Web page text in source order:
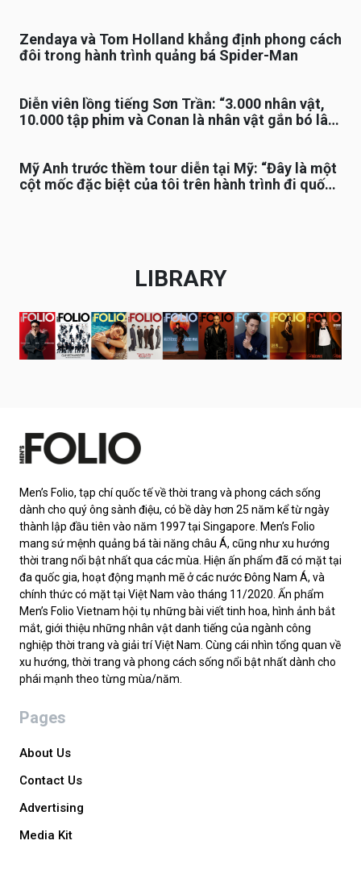
Zendaya và Tom Holland khẳng định phong cách
đôi trong hành trình quảng bá Spider-Man
Diễn viên lồng tiếng Sơn Trần: “3.000 nhân vật,
10.000 tập phim và Conan là nhân vật gắn bó lâu
Mỹ Anh trước thềm tour diễn tại Mỹ: “Đây là một
cột mốc đặc biệt của tôi trên hành trình đi quốc
LIBRARY
Men’s Folio, tạp chí quốc tế về thời trang và phong cách sống
dành cho quý ông sành điệu, có bề dày hơn 25 năm kể từ ngày
thành lập đầu tiên vào năm 1997 tại Singapore. Men’s Folio
mang sứ mệnh quảng bá tài năng châu Á, cũng như xu hướng
thời trang nổi bật nhất qua các mùa. Hiện ấn phẩm đã có mặt tại
đa quốc gia, hoạt động mạnh mẽ ở các nước Đông Nam Á, và
chính thức có mặt tại Việt Nam vào tháng 11/2020. Ấn phẩm
Men’s Folio Vietnam hội tụ những bài viết tinh hoa, hình ảnh bắt
mắt, giới thiệu những nhân vật danh tiếng của ngành công
nghiệp thời trang và giải trí Việt Nam. Cùng cái nhìn tổng quan về
xu hướng, thời trang và phong cách sống nổi bật nhất dành cho
phái mạnh theo từng mùa/năm.
Pages
About Us
Contact Us
Advertising
Media Kit